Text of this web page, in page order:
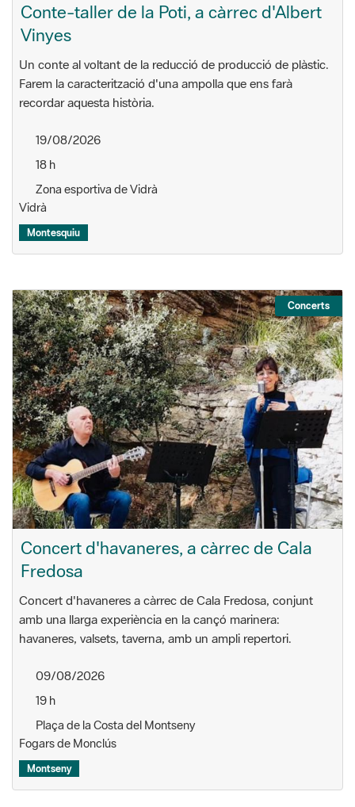
Conte-taller de la Poti, a càrrec d'Albert
Vinyes
Un conte al voltant de la reducció de producció de plàstic.
Farem la caracterització d'una ampolla que ens farà
recordar aquesta història.
19/08/2026
18 h
Zona esportiva de Vidrà
Vidrà
Montesquiu
Concerts
Concert d'havaneres, a càrrec de Cala
Fredosa
Concert d'havaneres a càrrec de Cala Fredosa, conjunt
amb una llarga experiència en la cançó marinera:
havaneres, valsets, taverna, amb un ampli repertori.
09/08/2026
19 h
Plaça de la Costa del Montseny
Fogars de Monclús
Montseny